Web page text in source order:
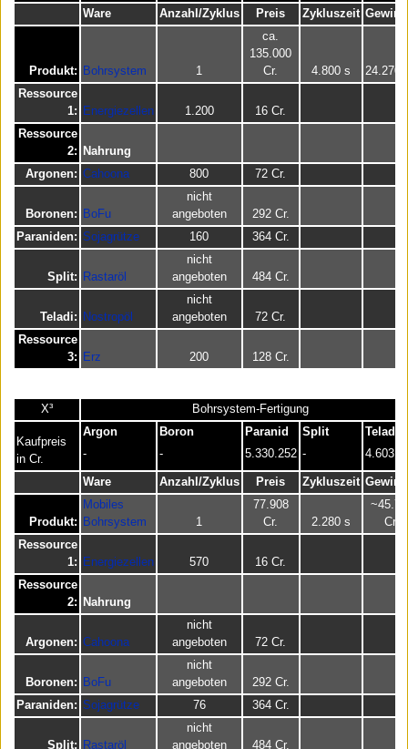
Ware Anzahl/Zyklus Preis Zykluszeit
Produkt: Bohrsystem 1
ca.
135.000
Cr.
4.800 s
24.270
Ressource
1:
Energiezellen 1.200
16 Cr.
Ressource
2:
Nahrung
Argonen: Cahoona 800 72 Cr.
Boronen: BoFu
nicht
angeboten
292 Cr.
Paraniden: Sojagrütze 160 364 Cr.
Split: Rastaröl
nicht
angeboten
484 Cr.
Teladi: Nostropöl
nicht
angeboten
72 Cr.
Ressource
3:
Erz 200 128 Cr.
X³ Bohrsystem-Fertigung
Kaufpreis
in Cr.
Argon
-
Boron
-
Paranid
5.330.252
Split
-
Teladi
Ware Anzahl/Zyklus Preis Zykluszeit
Produkt:
Mobiles
Bohrsystem
1
77.908
Cr.
2.280 s
Cr.
Ressource
1:
Energiezellen 570
16 Cr.
Ressource
2:
Nahrung
Argonen: Cahoona
nicht
angeboten
72 Cr.
Boronen: BoFu
nicht
angeboten
292 Cr.
Paraniden: Sojagrütze 76 364 Cr.
Split: Rastaröl
nicht
angeboten
484 Cr.